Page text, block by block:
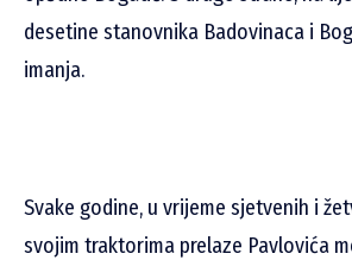
desetine stanovnika Badovinaca i
imanja.
Svake godine, u vrijeme sjetvenih i
svojim traktorima prelaze Pavlovića